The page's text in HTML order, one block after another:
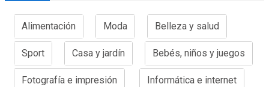
Alimentación Moda Belleza y salud
Sport Casa y jardín Bebés, niños y juegos
Fotografía e impresión Informática e internet